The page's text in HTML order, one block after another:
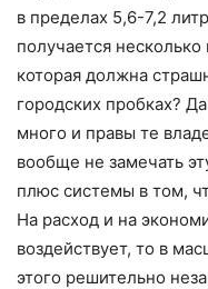
в пределах 5,6-7,2
получается
которая должна
городских пробках?
много и правы те
вообще не замечать
плюс системы в том,
На расход и на
воздействует, то в
этого решительно